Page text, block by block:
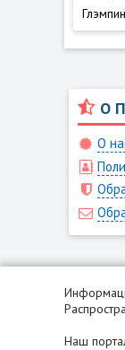
О
О
Наш